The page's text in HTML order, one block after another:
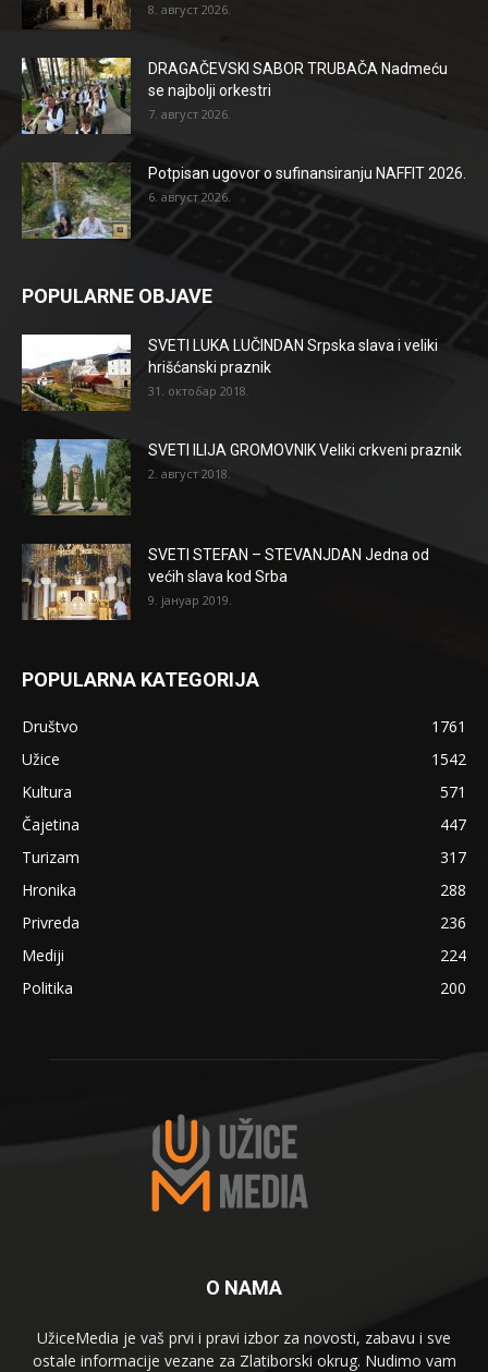
8. август 2026.
DRAGAČEVSKI SABOR TRUBAČA Nadmeću
se najbolji orkestri
7. август 2026.
Potpisan ugovor o sufinansiranju NAFFIT 2026.
6. август 2026.
POPULARNE OBJAVE
SVETI LUKA LUČINDAN Srpska slava i veliki
hrišćanski praznik
31. октобар 2018.
SVETI ILIJA GROMOVNIK Veliki crkveni praznik
2. август 2018.
SVETI STEFAN – STEVANJDAN Jedna od
većih slava kod Srba
9. јануар 2019.
POPULARNA KATEGORIJA
Društvo
1761
Užice
1542
Kultura
571
Čajetina
447
Turizam
317
Hronika
288
Privreda
236
Mediji
224
Politika
200
O NAMA
UžiceMedia je vaš prvi i pravi izbor za novosti, zabavu i sve
ostale informacije vezane za Zlatiborski okrug. Nudimo vam